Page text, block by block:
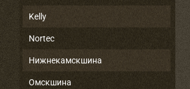
Kelly
Nortec
Нижнекамскшина
Омскшина